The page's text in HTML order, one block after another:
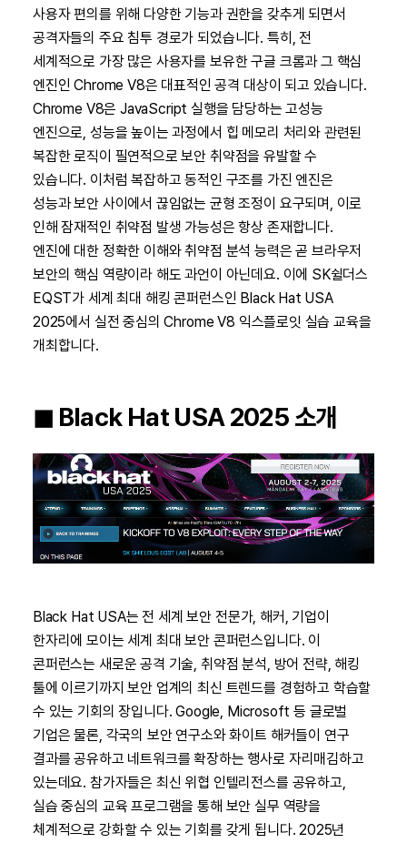
사용자 편의를 위해 다양한 기능과 권한을 갖추게 되면서
공격자들의 주요 침투 경로가 되었습니다. 특히, 전
세계적으로 가장 많은 사용자를 보유한 구글 크롬과 그 핵심
엔진인 Chrome V8은 대표적인 공격 대상이 되고 있습니다.
Chrome V8은 JavaScript 실행을 담당하는 고성능
엔진으로, 성능을 높이는 과정에서 힙 메모리 처리와 관련된
복잡한 로직이 필연적으로 보안 취약점을 유발할 수
있습니다. 이처럼 복잡하고 동적인 구조를 가진 엔진은
성능과 보안 사이에서 끊임없는 균형 조정이 요구되며, 이로
인해 잠재적인 취약점 발생 가능성은 항상 존재합니다.
엔진에 대한 정확한 이해와 취약점 분석 능력은 곧 브라우저
보안의 핵심 역량이라 해도 과언이 아닌데요. 이에 SK쉴더스
EQST가 세계 최대 해킹 콘퍼런스인 Black Hat USA
2025에서 실전 중심의 Chrome V8 익스플로잇 실습 교육을
개최합니다.
◼︎ Black Hat USA 2025 소개
Black Hat USA는 전 세계 보안 전문가, 해커, 기업이
한자리에 모이는 세계 최대 보안 콘퍼런스입니다. 이
콘퍼런스는 새로운 공격 기술, 취약점 분석, 방어 전략, 해킹
툴에 이르기까지 보안 업계의 최신 트렌드를 경험하고 학습할
수 있는 기회의 장입니다. Google, Microsoft 등 글로벌
기업은 물론, 각국의 보안 연구소와 화이트 해커들이 연구
결과를 공유하고 네트워크를 확장하는 행사로 자리매김하고
있는데요. 참가자들은 최신 위협 인텔리전스를 공유하고,
실습 중심의 교육 프로그램을 통해 보안 실무 역량을
체계적으로 강화할 수 있는 기회를 갖게 됩니다. 2025년